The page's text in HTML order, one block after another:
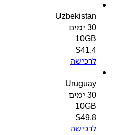
Uzbekistan
10GB
$41.4
לרכישה
Uruguay
10GB
$49.8
לרכישה